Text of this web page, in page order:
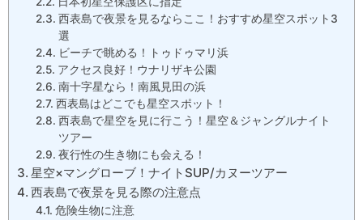
西表島で夜景を見るならここ！おすすめ星空スポット3
選
ビーチで眺める！トゥドゥマリ浜
アクセス良好！ウナリザキ公園
南十字星なら！南風見田の浜
西表島はどこでも星空スポット！
西表島で星空を見に行こう！星空＆ジャングルナイト
ツアー
夜行性の生き物にも会える！
星空×マングローブ！ナイトSUP/カヌーツアー
西表島で夜景を見る際の注意点
危険生物に注意